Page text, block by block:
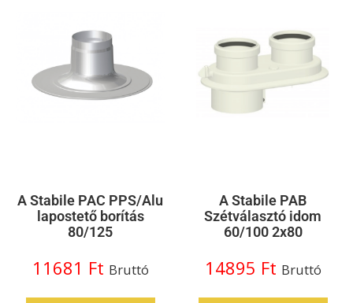
A Stabile PAC PPS/Alu
lapostető borítás
80/125
11681 Ft Bruttó
A Stabile PAB
Szétválasztó idom
60/100 2x80
14895 Ft Bruttó